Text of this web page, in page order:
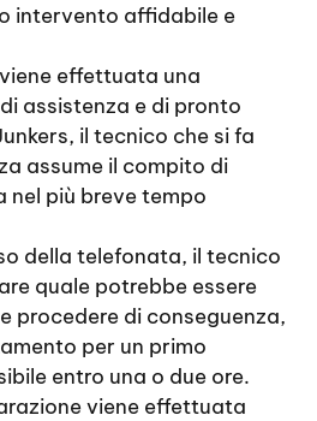
intervento affidabile e
effettuata una
assistenza e di pronto
il tecnico che si fa
assume il compito di
nel più breve tempo
della telefonata, il tecnico
quale potrebbe essere
procedere di conseguenza,
per un primo
entro una o due ore.
viene effettuata